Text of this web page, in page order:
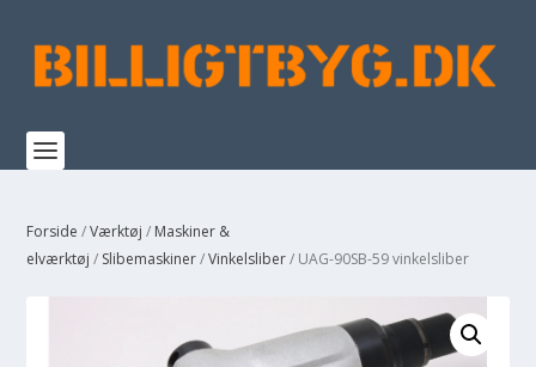
Forside /Værktøj / Maskiner &
elværktøj / Slibemaskiner/Vinkelsliber/ UAG-90SB-59 vinkelsliber